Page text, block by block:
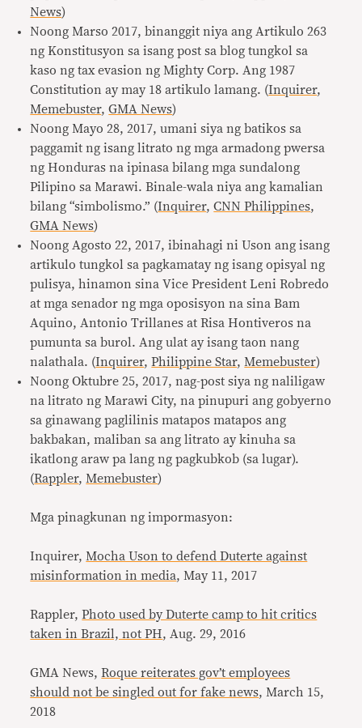
News)
Noong Marso 2017, binanggit niya ang Artikulo 263
ng Konstitusyon sa isang post sa blog tungkol sa
kaso ng tax evasion ng Mighty Corp. Ang 1987
Constitution ay may 18 artikulo lamang. (Inquirer,
Memebuster,GMA News)
Noong Mayo 28, 2017, umani siya ng batikos sa
paggamit ng isang litrato ng mga armadong pwersa
ng Honduras na ipinasa bilang mga sundalong
Pilipino sa Marawi. Binale-wala niya ang kamalian
bilang “simbolismo.” (Inquirer,CNN Philippines,
GMA News)
Noong Agosto 22, 2017, ibinahagi ni Uson ang isang
artikulo tungkol sa pagkamatay ng isang opisyal ng
pulisya, hinamon sina Vice President Leni Robredo
at mga senador ng mga oposisyon na sina Bam
Aquino, Antonio Trillanes at Risa Hontiveros na
pumunta sa burol. Ang ulat ay isang taon nang
nalathala. (Inquirer,Philippine Star, Memebuster)
Noong Oktubre 25, 2017, nag-post siya ng naliligaw
na litrato ng Marawi City, na pinupuri ang gobyerno
sa ginawang paglilinis matapos matapos ang
bakbakan, maliban sa ang litrato ay kinuha sa
ikatlong araw pa lang ng pagkubkob (sa lugar).
(Rappler, Memebuster)
Mga pinagkunan ng impormasyon:
Inquirer, Mocha Uson to defend Duterte against
misinformation in media, May 11, 2017
Rappler,Photo used by Duterte camp to hit critics
taken in Brazil, not PH, Aug. 29, 2016
GMA News,Roque reiterates gov’t employees
should not be singled out for fake news, March 15,
2018